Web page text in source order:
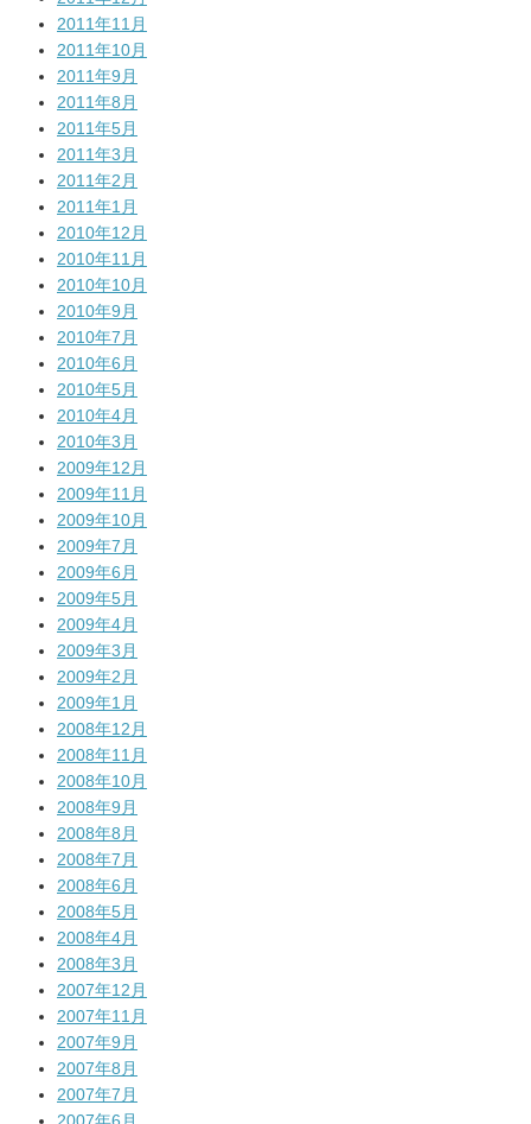
2011年11月
2011年10月
2011年9月
2011年8月
2011年5月
2011年3月
2011年2月
2011年1月
2010年12月
2010年11月
2010年10月
2010年9月
2010年7月
2010年6月
2010年5月
2010年4月
2010年3月
2009年12月
2009年11月
2009年10月
2009年7月
2009年6月
2009年5月
2009年4月
2009年3月
2009年2月
2009年1月
2008年12月
2008年11月
2008年10月
2008年9月
2008年8月
2008年7月
2008年6月
2008年5月
2008年4月
2008年3月
2007年12月
2007年11月
2007年9月
2007年8月
2007年7月